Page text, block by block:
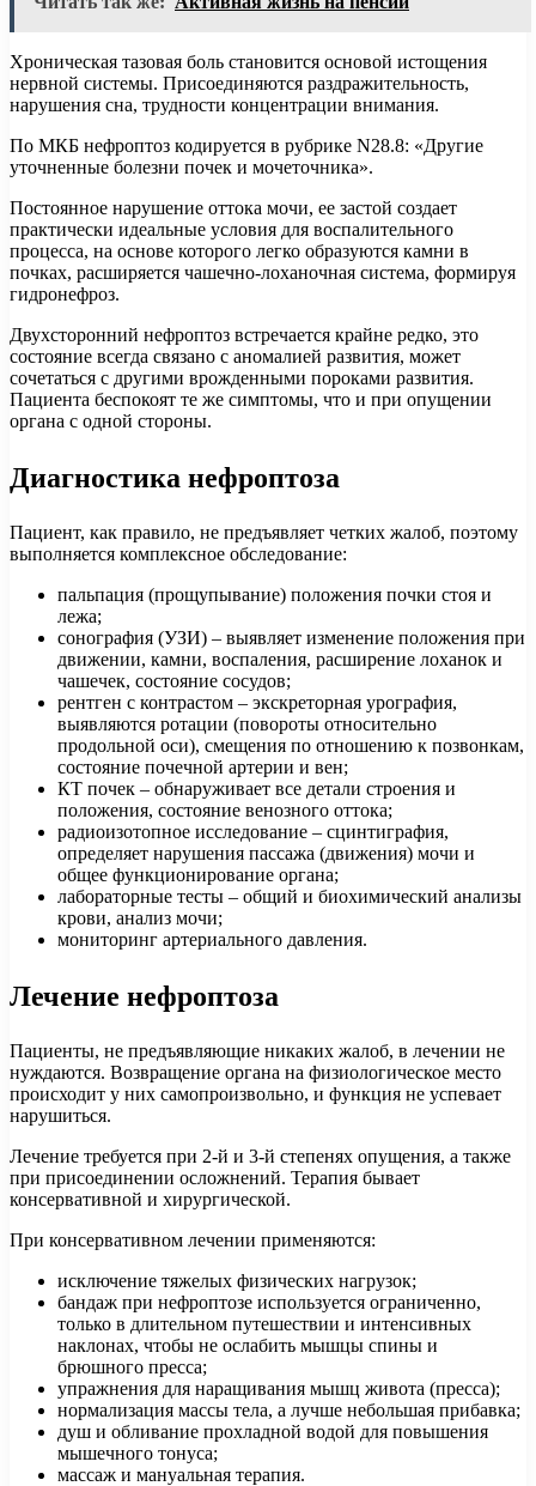
Хроническая тазовая боль становится основой истощения
нервной системы. Присоединяются раздражительность,
нарушения сна, трудности концентрации внимания.
По МКБ нефроптоз кодируется в рубрике N28.8: «Другие
уточненные болезни почек и мочеточника».
Постоянное нарушение оттока мочи, ее застой создает
практически идеальные условия для воспалительного
процесса, на основе которого легко образуются камни в
почках, расширяется чашечно-лоханочная система, формируя
гидронефроз.
Двухсторонний нефроптоз встречается крайне редко, это
состояние всегда связано с аномалией развития, может
сочетаться с другими врожденными пороками развития.
Пациента беспокоят те же симптомы, что и при опущении
органа с одной стороны.
Диагностика нефроптоза
Пациент, как правило, не предъявляет четких жалоб, поэтому
выполняется комплексное обследование:
пальпация (прощупывание) положения почки стоя и
лежа;
сонография (УЗИ) – выявляет изменение положения при
движении, камни, воспаления, расширение лоханок и
чашечек, состояние сосудов;
рентген с контрастом – экскреторная урография,
выявляются ротации (повороты относительно
продольной оси), смещения по отношению к позвонкам,
состояние почечной артерии и вен;
КТ почек – обнаруживает все детали строения и
положения, состояние венозного оттока;
радиоизотопное исследование – сцинтиграфия,
определяет нарушения пассажа (движения) мочи и
общее функционирование органа;
лабораторные тесты – общий и биохимический анализы
крови, анализ мочи;
мониторинг артериального давления.
Лечение нефроптоза
Пациенты, не предъявляющие никаких жалоб, в лечении не
нуждаются. Возвращение органа на физиологическое место
происходит у них самопроизвольно, и функция не успевает
нарушиться.
Лечение требуется при 2-й и 3-й степенях опущения, а также
при присоединении осложнений. Терапия бывает
консервативной и хирургической.
При консервативном лечении применяются:
исключение тяжелых физических нагрузок;
бандаж при нефроптозе используется ограниченно,
только в длительном путешествии и интенсивных
наклонах, чтобы не ослабить мышцы спины и
брюшного пресса;
упражнения для наращивания мышц живота (пресса);
нормализация массы тела, а лучше небольшая прибавка;
душ и обливание прохладной водой для повышения
мышечного тонуса;
массаж и мануальная терапия.